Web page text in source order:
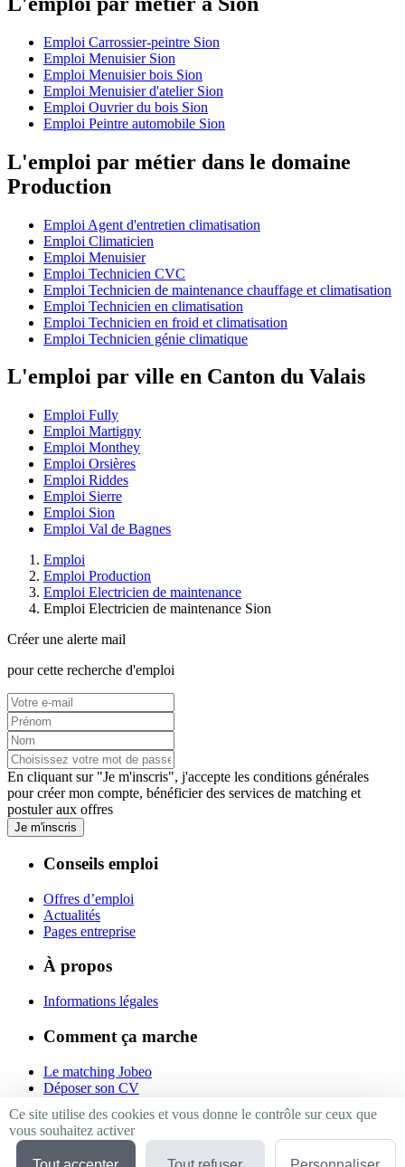
Emploi Carrossier-peintre Sion
Emploi Menuisier Sion
Emploi Menuisier bois Sion
Emploi Menuisier d'atelier Sion
Emploi Ouvrier du bois Sion
Emploi Peintre automobile Sion
L'emploi par métier dans le domaine
Production
Emploi Agent d'entretien climatisation
Emploi Climaticien
Emploi Menuisier
Emploi Technicien CVC
Emploi Technicien de maintenance chauffage et climatisation
Emploi Technicien en climatisation
Emploi Technicien en froid et climatisation
Emploi Technicien génie climatique
L'emploi par ville en Canton du Valais
Emploi Fully
Emploi Martigny
Emploi Monthey
Emploi Orsières
Emploi Riddes
Emploi Sierre
Emploi Sion
Emploi Val de Bagnes
Emploi
Emploi Production
Emploi Electricien de maintenance
Emploi Electricien de maintenance Sion
Créer une alerte mail
pour cette recherche d'emploi
En cliquant sur "Je m'inscris", j'accepte les conditions générales
pour créer mon compte, bénéficier des services de matching et
postuler aux offres
Je m'inscris
Conseils emploi
Offres d’emploi
Actualités
Pages entreprise
À propos
Informations légales
Comment ça marche
Le matching Jobeo
Déposer son CV
Suivez-nous
Ce site utilise des cookies et vous donne le contrôle sur ceux que
vous souhaitez activer